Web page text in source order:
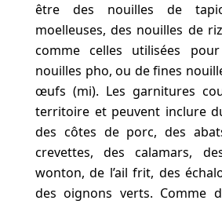
être des nouilles de
moelleuses, des nouilles de
comme celles utilisées
nouilles pho, ou de fines
œufs (mi). Les garnitures
territoire et peuvent inclure
des côtes de porc, des
crevettes, des calamars,
wonton, de l’ail frit, des
des oignons verts. Comme